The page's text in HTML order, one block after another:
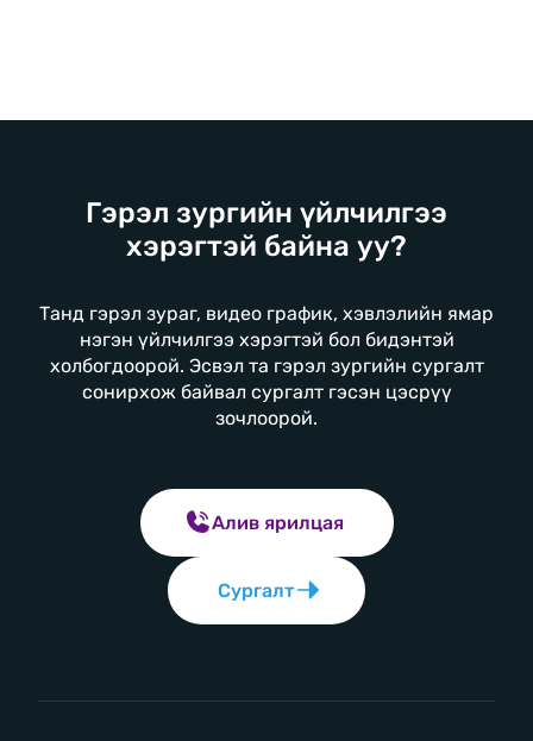
Гэрэл зургийн үйлчилгээ
хэрэгтэй байна уу?
Танд гэрэл зураг, видео график, хэвлэлийн ямар
нэгэн үйлчилгээ хэрэгтэй бол бидэнтэй
холбогдоорой. Эсвэл та гэрэл зургийн сургалт
сонирхож байвал сургалт гэсэн цэсрүү
зочлоорой.
Алив ярилцая
Сургалт